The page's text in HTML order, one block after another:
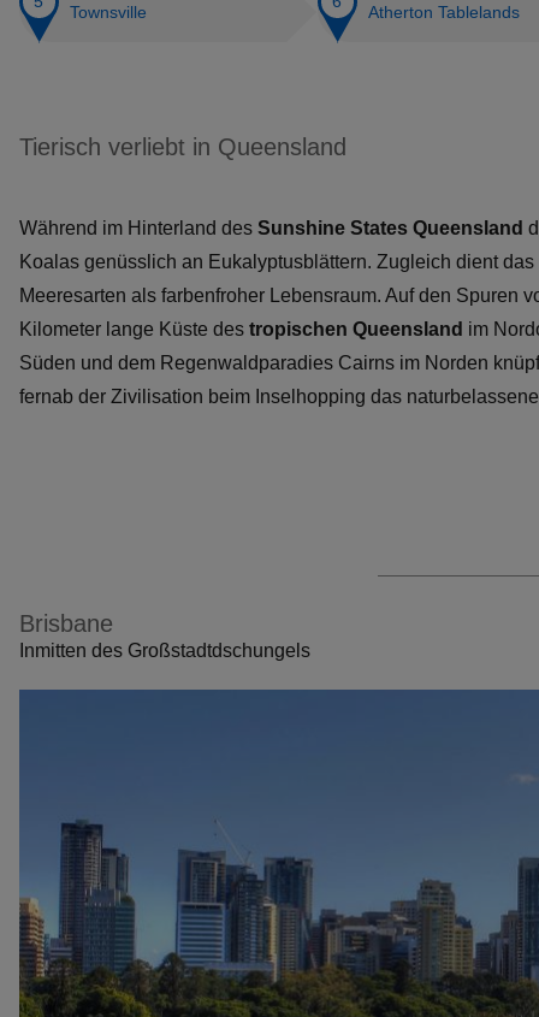
Townsville Atherton Tablelands
Tierisch verliebt in Queensland
Während im Hinterland des Sunshine States Queensland
Koalas genüsslich an Eukalyptusblättern. Zugleich dient
Meeresarten als farbenfroher Lebensraum. Auf den Spuren
Kilometer lange Küste des tropischen Queensland im
Süden und dem Regenwaldparadies Cairns im Norden
fernab der Zivilisation beim Inselhopping das
Brisbane
Inmitten des Großstadtdschungels